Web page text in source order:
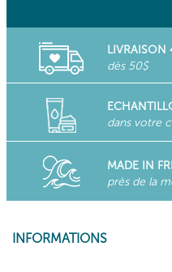
LIVRAISON
dès 50$
dans votre
MADE IN
près de la
INFORMATIONS